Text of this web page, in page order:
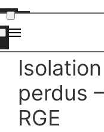
perdus
RGE